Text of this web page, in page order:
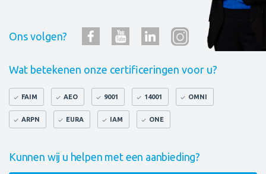
Ons volgen?
Wat betekenen onze certificeringen voor u?
FAIM AEO 9001 14001 OMNI
ARPN EURA IAM ONE
Kunnen wij u helpen met een aanbieding?